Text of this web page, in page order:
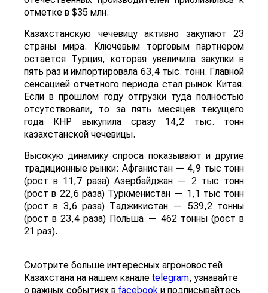
отметке в $35 млн.
Казахстанскую чечевицу активно закупают 23
страны мира. Ключевым торговым партнером
остается Турция, которая увеличила закупки в
пять раз и импортировала 63,4 тыс. тонн. Главной
сенсацией отчетного периода стал рынок Китая.
Если в прошлом году отгрузки туда полностью
отсутствовали, то за пять месяцев текущего
года КНР выкупила сразу 14,2 тыс. тонн
казахстанской чечевицы.
Высокую динамику спроса показывают и другие
традиционные рынки: Афганистан — 4,9 тыс тонн
(рост в 11,7 раза) Азербайджан — 2 тыс тонн
(рост в 22,6 раза) Туркменистан — 1,1 тыс тонн
(рост в 3,6 раза) Таджикистан — 539,2 тонны
(рост в 23,4 раза) Польша — 462 тонны (рост в
21 раз).
Смотрите больше интересных агроновостей
Казахстана на нашем канале telegram, узнавайте
о важных событиях в facebook и подписывайтесь